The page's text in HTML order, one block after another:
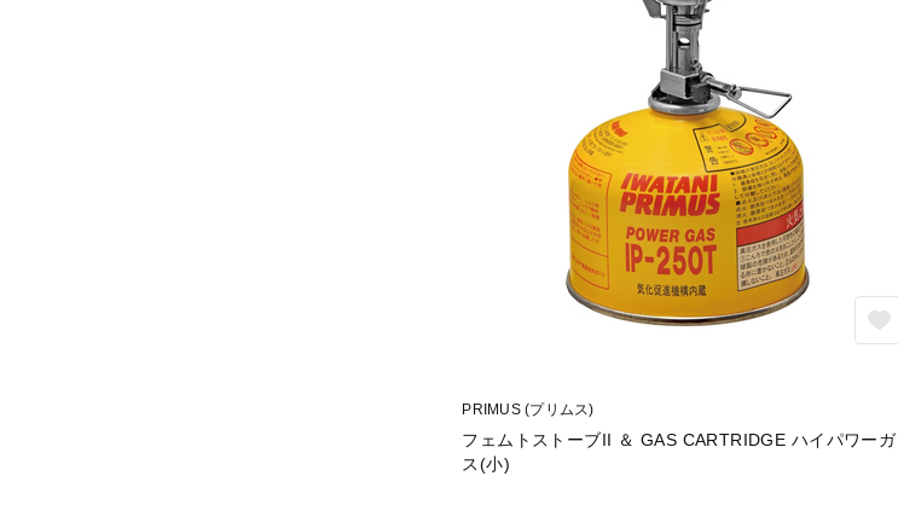
PRIMUS (プリムス)
フェムトストーブII ＆ GAS CARTRIDGE ハイパワーガ
ス(小)